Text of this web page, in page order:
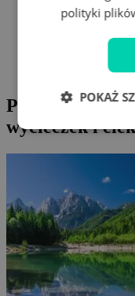
Travelpedie
Park Narodowy
Park
wycieczek i
polityki
POKAŻ